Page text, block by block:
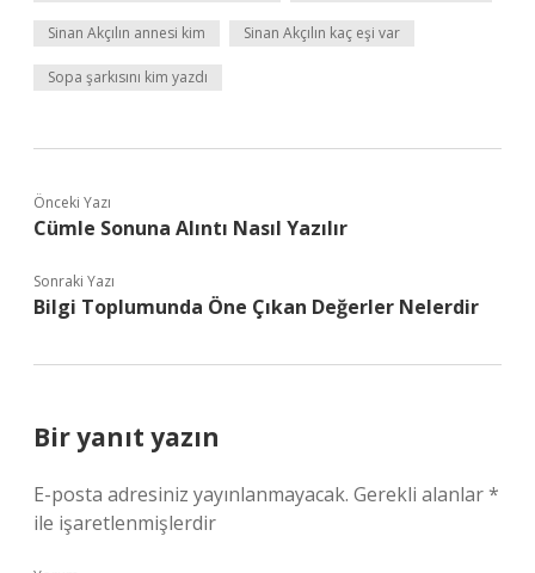
Sinan Akçılın annesi kim Sinan Akçılın kaç eşi var
Sopa şarkısını kim yazdı
Önceki Yazı
Cümle Sonuna Alıntı Nasıl Yazılır
Sonraki Yazı
Bilgi Toplumunda Öne Çıkan Değerler Nelerdir
Bir yanıt yazın
E-posta adresiniz yayınlanmayacak. Gerekli alanlar*
ile işaretlenmişlerdir